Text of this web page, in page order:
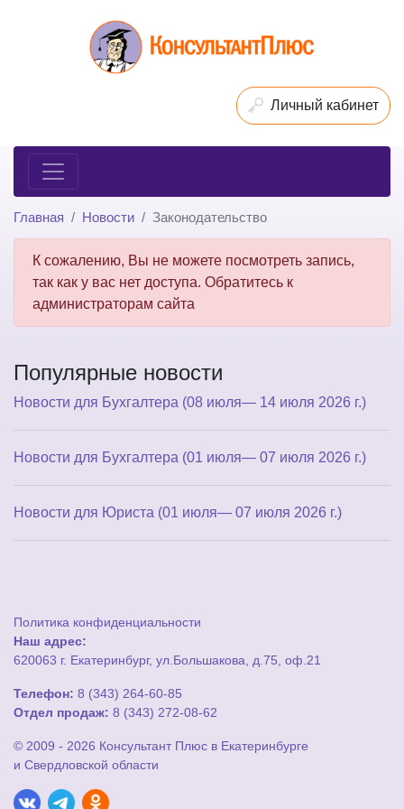
Личный кабинет
Главная Новости Законодательство
К сожалению, Вы не можете посмотреть запись,
так как у вас нет доступа. Обратитесь к
администраторам сайта
Популярные новости
Новости для Бухгалтера (08 июля— 14 июля 2026 г.)
Новости для Бухгалтера (01 июля— 07 июля 2026 г.)
Новости для Юриста (01 июля— 07 июля 2026 г.)
Политика конфиденциальности
Наш адрес:
620063 г. Екатеринбург, ул.Большакова, д.75, оф.21
Телефон: 8 (343) 264-60-85
Отдел продаж: 8 (343) 272-08-62
© 2009 - 2026 Консультант Плюс в Екатеринбурге
и Свердловской области